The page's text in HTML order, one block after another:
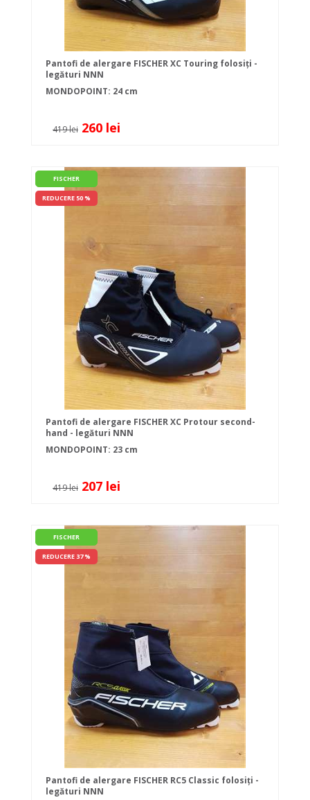
Pantofi de alergare FISCHER XC Touring folosiți -
legături NNN
MONDOPOINT: 24 cm
419 lei 260 lei
FISCHER
REDUCERE 50 %
Pantofi de alergare FISCHER XC Protour second-
hand - legături NNN
MONDOPOINT: 23 cm
419 lei 207 lei
FISCHER
REDUCERE 37 %
Pantofi de alergare FISCHER RC5 Classic folosiți -
legături NNN